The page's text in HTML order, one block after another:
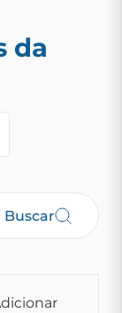
da
Buscar